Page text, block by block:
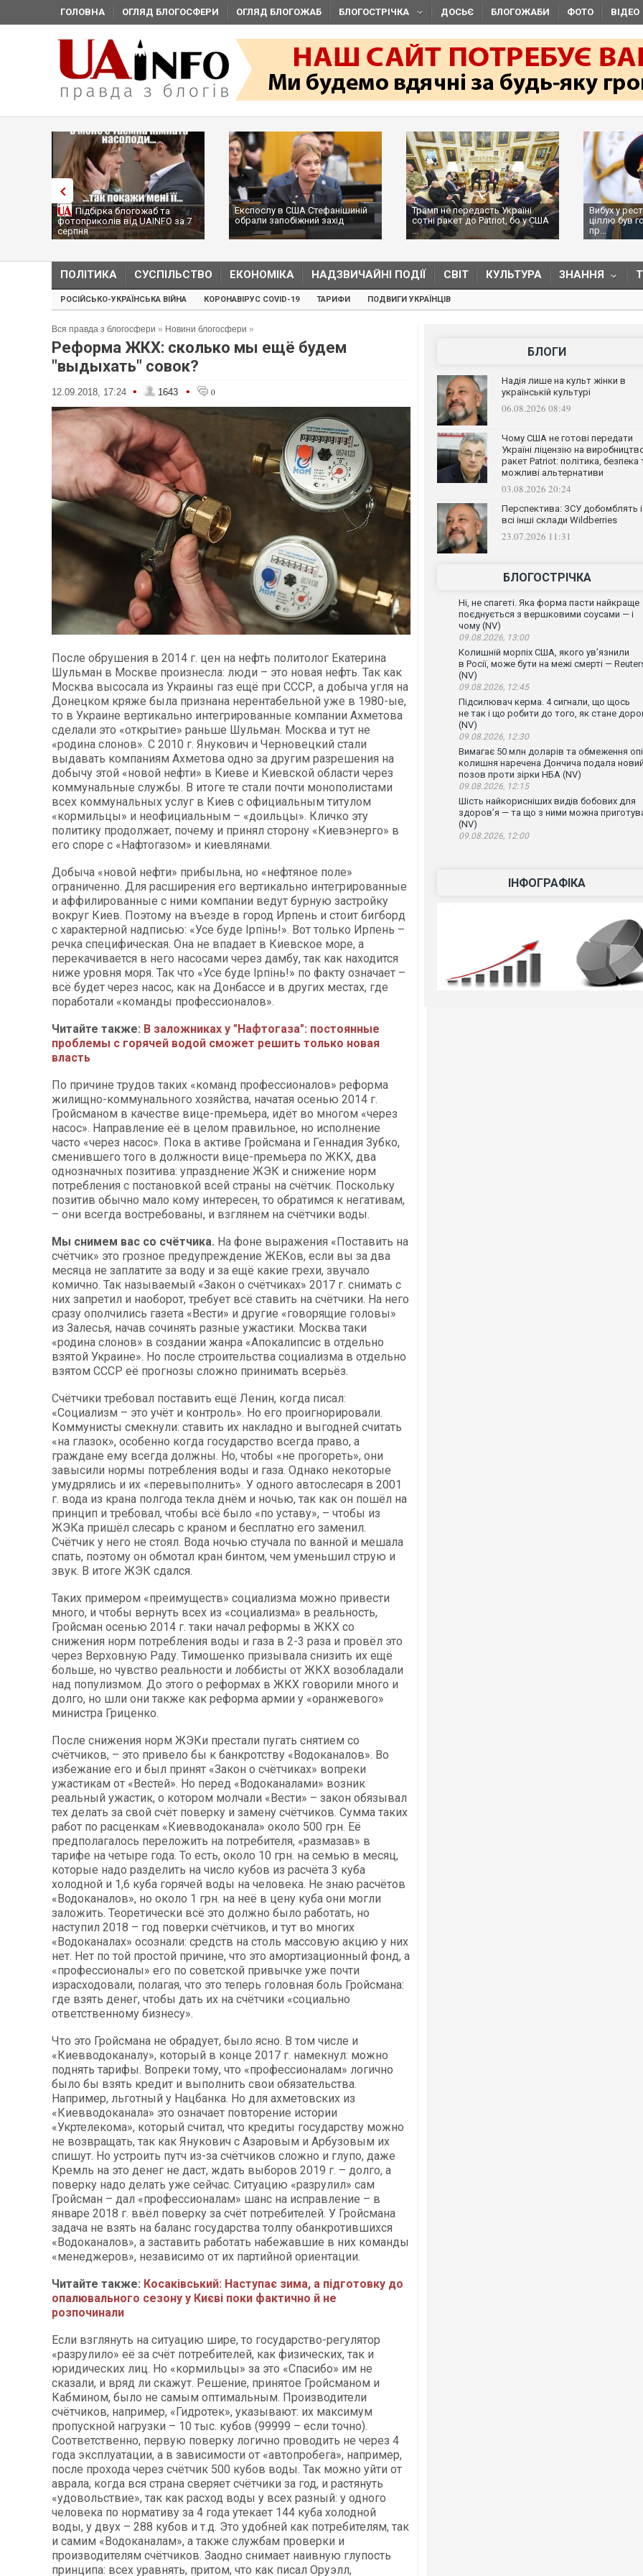
ГОЛОВНА ОГЛЯД БЛОГОСФЕРИ ОГЛЯД БЛОГОЖАБ БЛОГОСТРІЧКА ДОСЬЄ БЛОГОЖАБИ ФОТО ВІДЕО
Підбірка блогожаб та
фотоприколів від UAINFO за 7
серпня
Експослу в США Стефанішиній
обрали запобіжний захід
Трамп не передасть Україні
сотні ракет до Patriot, бо у США
...
Вибух у
ціллю був
пр...
ПОЛІТИКА СУСПІЛЬСТВО ЕКОНОМІКА НАДЗВИЧАЙНІ ПОДІЇ СВІТ КУЛЬТУРА ЗНАННЯ
РОСІЙСЬКО-УКРАЇНСЬКА ВІЙНА КОРОНАВІРУС COVID-19 ТАРИФИ ПОДВИГИ УКРАЇНЦІВ
Вся правда з блогосфери » Новини блогосфери »
Реформа ЖКХ: сколько мы ещё будем
"выдыхать" совок?
12.09.2018, 17:24 • 1643 • 0
После обрушения в 2014 г. цен на нефть политолог Екатерина
Шульман в Москве произнесла: люди – это новая нефть. Так как
Москва высосала из Украины газ ещё при СССР, а добыча угля на
Донецком кряже была признана нерентабельной уже в 1980-ые,
то в Украине вертикально интегрированные компании Ахметова
сделали это «открытие» раньше Шульман. Москва и тут не
«родина слонов». С 2010 г. Янукович и Черновецкий стали
выдавать компаниям Ахметова одно за другим разрешения на
добычу этой «новой нефти» в Киеве и Киевской области через
коммунальные службы. В итоге те стали почти монополистами
всех коммунальных услуг в Киев с официальным титулом
«кормильцы» и неофициальным – «доильцы». Кличко эту
политику продолжает, почему и принял сторону «Киевэнерго» в
его споре с «Нафтогазом» и киевлянами.
Добыча «новой нефти» прибыльна, но «нефтяное поле»
ограниченно. Для расширения его вертикально интегрированные
и аффилированные с ними компании ведут бурную застройку
вокруг Киев. Поэтому на въезде в город Ирпень и стоит бигборд
с характерной надписью: «Усе буде Ірпінь!». Вот только Ирпень –
речка специфическая. Она не впадает в Киевское море, а
перекачивается в него насосами через дамбу, так как находится
ниже уровня моря. Так что «Усе буде Ірпінь!» по факту означает –
всё будет через насос, как на Донбассе и в других местах, где
поработали «команды профессионалов».
Читайте также: В заложниках у "Нафтогаза": постоянные
проблемы с горячей водой сможет решить только новая
власть
По причине трудов таких «команд профессионалов» реформа
жилищно-коммунального хозяйства, начатая осенью 2014 г.
Гройсманом в качестве вице-премьера, идёт во многом «через
насос». Направление её в целом правильное, но исполнение
часто «через насос». Пока в активе Гройсмана и Геннадия Зубко,
сменившего того в должности вице-премьера по ЖКХ, два
однозначных позитива: упразднение ЖЭК и снижение норм
потребления с постановкой всей страны на счётчик. Поскольку
позитив обычно мало кому интересен, то обратимся к негативам,
– они всегда востребованы, и взглянем на счётчики воды.
Мы снимем вас со счётчика. На фоне выражения «Поставить на
счётчик» это грозное предупреждение ЖЕКов, если вы за два
месяца не заплатите за воду и за ещё какие грехи, звучало
комично. Так называемый «Закон о счётчиках» 2017 г. снимать с
них запретил и наоборот, требует всё ставить на счётчики. На него
сразу ополчились газета «Вести» и другие «говорящие головы»
из Залесья, начав сочинять разные ужастики. Москва таки
«родина слонов» в создании жанра «Апокалипсис в отдельно
взятой Украине». Но после строительства социализма в отдельно
взятом СССР её прогнозы сложно принимать всерьёз.
Счётчики требовал поставить ещё Ленин, когда писал:
«Социализм – это учёт и контроль». Но его проигнорировали.
Коммунисты смекнули: ставить их накладно и выгодней считать
«на глазок», особенно когда государство всегда право, а
граждане ему всегда должны. Но, чтобы «не прогореть», они
завысили нормы потребления воды и газа. Однако некоторые
умудрялись и их «перевыполнить». У одного автослесаря в 2001
г. вода из крана полгода текла днём и ночью, так как он пошёл на
принцип и требовал, чтобы всё было «по уставу», – чтобы из
ЖЭКа пришёл слесарь с краном и бесплатно его заменил.
Счётчик у него не стоял. Вода ночью стучала по ванной и мешала
спать, поэтому он обмотал кран бинтом, чем уменьшил струю и
звук. В итоге ЖЭК сдался.
Таких примером «преимуществ» социализма можно привести
много, и чтобы вернуть всех из «социализма» в реальность,
Гройсман осенью 2014 г. таки начал реформы в ЖКХ со
снижения норм потребления воды и газа в 2-3 раза и провёл это
через Верховную Раду. Тимошенко призывала снизить их ещё
больше, но чувство реальности и лоббисты от ЖКХ возобладали
над популизмом. До этого о реформах в ЖКХ говорили много и
долго, но шли они также как реформа армии у «оранжевого»
министра Гриценко.
После снижения норм ЖЭКи престали пугать снятием со
счётчиков, – это привело бы к банкротству «Водоканалов». Во
избежание его и был принят «Закон о счётчиках» вопреки
ужастикам от «Вестей». Но перед «Водоканалами» возник
реальный ужастик, о котором молчали «Вести» – закон обязывал
тех делать за свой счёт поверку и замену счётчиков. Сумма таких
работ по расценкам «Киевводоканала» около 500 грн. Её
предполагалось переложить на потребителя, «размазав» в
тарифе на четыре года. То есть, около 10 грн. на семью в месяц,
которые надо разделить на число кубов из расчёта 3 куба
холодной и 1,6 куба горячей воды на человека. Не знаю расчётов
«Водоканалов», но около 1 грн. на неё в цену куба они могли
заложить. Теоретически всё это должно было работать, но
наступил 2018 – год поверки счётчиков, и тут во многих
«Водоканалах» осознали: средств на столь массовую акцию у них
нет. Нет по той простой причине, что это амортизационный фонд, а
«профессионалы» его по советской привычке уже почти
израсходовали, полагая, что это теперь головная боль Гройсмана:
где взять денег, чтобы дать их на счётчики «социально
ответственному бизнесу».
Что это Гройсмана не обрадует, было ясно. В том числе и
«Киевводоканалу», который в конце 2017 г. намекнул: можно
поднять тарифы. Вопреки тому, что «профессионалам» логично
было бы взять кредит и выполнить свои обязательства.
Например, льготный у Нацбанка. Но для ахметовских из
«Киевводоканала» это означает повторение истории
«Укртелекома», который считал, что кредиты государству можно
не возвращать, так как Янукович с Азаровым и Арбузовым их
спишут. Но устроить путч из-за счётчиков сложно и глупо, даже
Кремль на это денег не даст, ждать выборов 2019 г. – долго, а
поверку надо делать уже сейчас. Ситуацию «разрулил» сам
Гройсман – дал «профессионалам» шанс на исправление – в
январе 2018 г. ввёл поверку за счёт потребителей. У Гройсмана
задача не взять на баланс государства толпу обанкротившихся
«Водоканалов», а заставить работать набежавшие в них команды
«менеджеров», независимо от их партийной ориентации.
Читайте также: Косаківський: Наступає зима, а підготовку до
опалювального сезону у Києві поки фактично й не
розпочинали
Если взглянуть на ситуацию шире, то государство-регулятор
«разрулило» её за счёт потребителей, как физических, так и
юридических лиц. Но «кормильцы» за это «Спасибо» им не
сказали, и вряд ли скажут. Решение, принятое Гройсманом и
Кабмином, было не самым оптимальным. Производители
счётчиков, например, «Гидротек», указывают: их максимум
пропускной нагрузки – 10 тыс. кубов (99999 – если точно).
Соответственно, первую поверку логично проводить не через 4
года эксплуатации, а в зависимости от «автопробега», например,
после прохода через счётчик 500 кубов воды. Так можно уйти от
аврала, когда вся страна сверяет счётчики за год, и растянуть
«удовольствие», так как расход воды у всех разный: у одного
человека по нормативу за 4 года утекает 144 куба холодной
воды, у двух – 288 кубов и т.д. Это удобней как потребителям, так
и самим «Водоканалам», а также службам проверки и
производителям счётчиков. Заодно снимает наивную глупость
принципа: всех уравнять, притом, что как писал Оруэлл,
БЛОГИ
Надія лише на культ жінки в
українській культурі
06.08.2026 08:49
Чому США не готові передати
Україні ліцензію на
ракет Patriot: політика, безпека
можливі альтернативи
03.08.2026 20:24
Перспектива: ЗСУ добомблять і
всі інші склади Wildberries
23.07.2026 11:31
БЛОГОСТРІЧКА
Ні, не спагеті. Яка форма пасти найкраще
поєднується з вершковими соусами — і
чому (NV)
09.08.2026, 13:00
Колишній морпіх США, якого ув’язнили
в Росії, може бути на межі смерті —
(NV)
09.08.2026, 12:45
Підсилювач керма. 4 сигнали, що щось
не так і що робити до того, як стане
(NV)
09.08.2026, 12:30
Вимагає 50 млн доларів та обмеження
колишня наречена Дончича подала новий
позов проти зірки НБА (NV)
09.08.2026, 12:15
Шість найкорисніших видів бобових для
здоров’я — та що з ними можна
(NV)
09.08.2026, 12:00
ІНФОГРАФІКА